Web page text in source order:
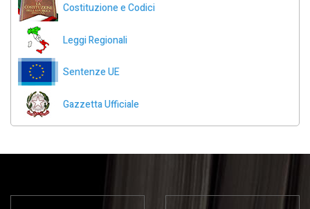
Costituzione e Codici
Leggi Regionali
Sentenze UE
Gazzetta Ufficiale